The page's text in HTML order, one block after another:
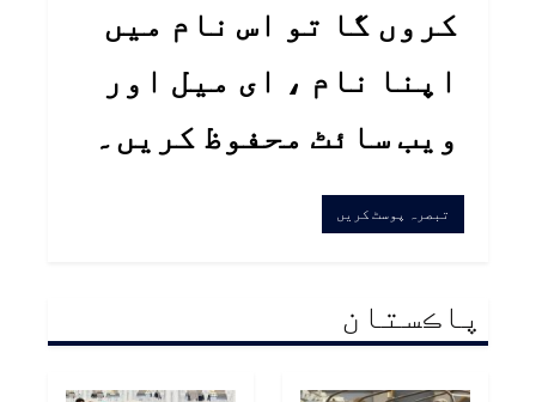
کروں گا تو اس نام میں
اپنا نام ، ای میل اور
ویب سائٹ محفوظ کریں۔
پاڪستان